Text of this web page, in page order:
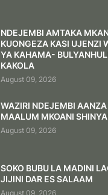
NDEJEMBI AMTAKA
KUONGEZA KASI UJENZI
YA KAHAMA-
KAKOLA
August 09, 2026
WAZIRI NDEJEMBI
MAALUM MKOANI
August 09, 2026
SOKO BUBU LA MADINI
JIJINI DAR ES SALAAM
August 09, 2026